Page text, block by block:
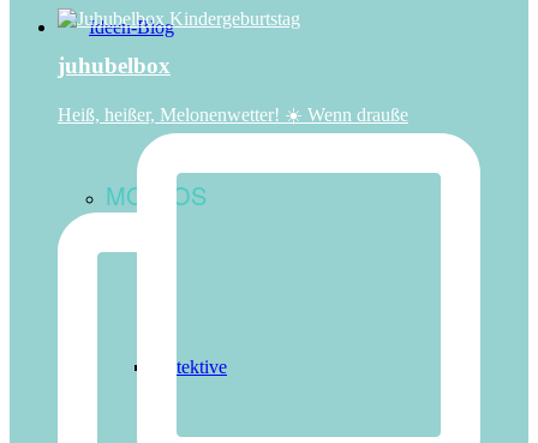
Ideen-Blog
MOTTOS
Detektive
juhubelbox
Heiß, heißer, Melonenwetter! ☀️ Wenn drauße